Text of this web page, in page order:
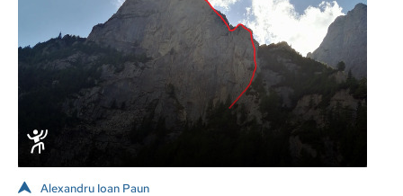
Alexandru Ioan Paun